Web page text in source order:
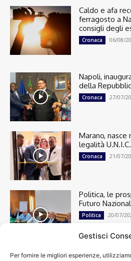
Gestisci
Per fornire le migliori esperienze,
Caldo e afa
ferragosto a
consigli degli
Cronaca 06/08/
Napoli,
della
Cronaca 27/07/
Marano, nasce
legalità
Cronaca 21/07/
Politica, le
Futuro
Politica 20/07/